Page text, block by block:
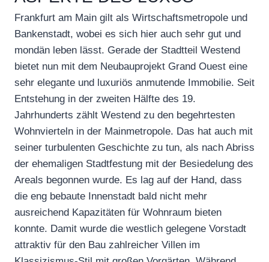
Frankfurt am Main gilt als Wirtschaftsmetropole und
Bankenstadt, wobei es sich hier auch sehr gut und
mondän leben lässt. Gerade der Stadtteil Westend
bietet nun mit dem Neubauprojekt Grand Ouest eine
sehr elegante und luxuriös anmutende Immobilie. Seit
Entstehung in der zweiten Hälfte des 19.
Jahrhunderts zählt Westend zu den begehrtesten
Wohnvierteln in der Mainmetropole. Das hat auch mit
seiner turbulenten Geschichte zu tun, als nach Abriss
der ehemaligen Stadtfestung mit der Besiedelung des
Areals begonnen wurde. Es lag auf der Hand, dass
die eng bebaute Innenstadt bald nicht mehr
ausreichend Kapazitäten für Wohnraum bieten
konnte. Damit wurde die westlich gelegene Vorstadt
attraktiv für den Bau zahlreicher Villen im